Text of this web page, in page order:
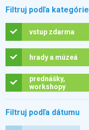
Filtruj podľa kategórie
vstup zdarma
hrady a múzeá
prednášky,
workshopy
Filtruj podľa dátumu